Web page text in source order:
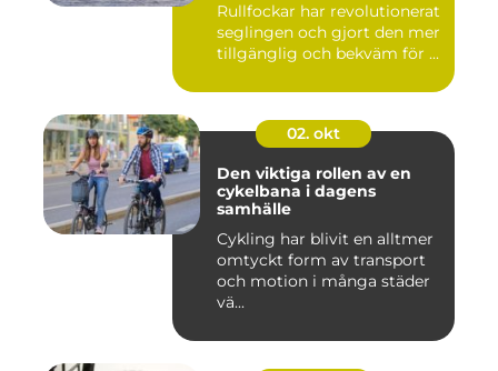
Rullfockar har revolutionerat
seglingen och gjort den mer
tillgänglig och bekväm för ...
02. okt
Den viktiga rollen av en
cykelbana i dagens
samhälle
Cykling har blivit en alltmer
omtyckt form av transport
och motion i många städer
vä...